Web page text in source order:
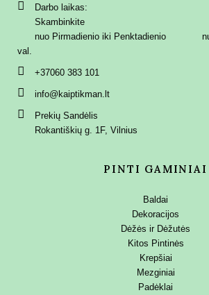
Darbo laikas:
Skambinkite
nuo Pirmadienio iki Penktadienio
val.
+37060 383 101
info@kaiptikman.lt
Prekių Sandėlis
Rokantiškių g. 1F, Vilnius
PINTI GAMINIAI
Baldai
Dekoracijos
Dėžės ir Dėžutės
Kitos Pintinės
Krepšiai
Mezginiai
Padėklai